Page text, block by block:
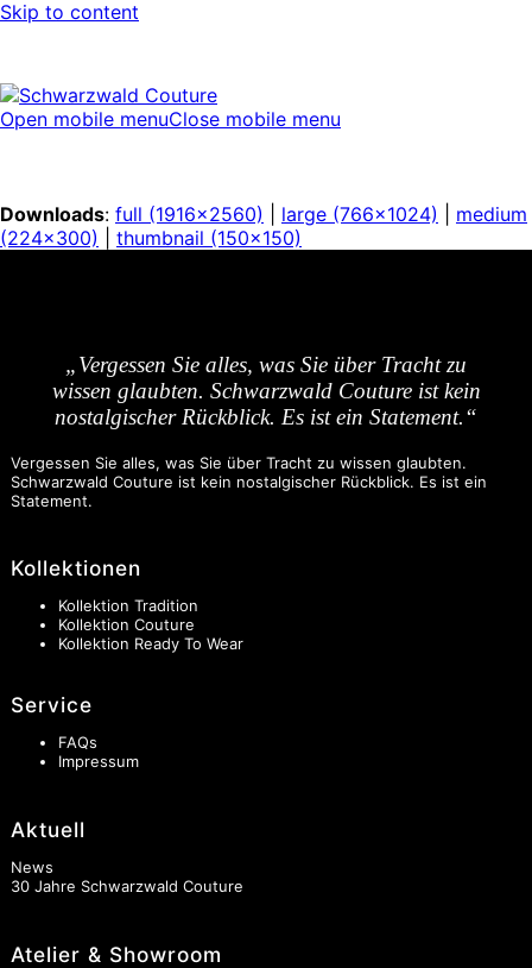
Skip to content
Open mobile menuClose mobile menu
Downloads: full (1916x2560) large (766x1024)
medium
(224x300)
thumbnail (150x150)
„Vergessen Sie alles, was Sie über Tracht zu
wissen glaubten. Schwarzwald Couture ist kein
nostalgischer Rückblick. Es ist ein Statement.“
Vergessen Sie alles, was Sie über Tracht zu wissen glaubten.
Schwarzwald Couture ist kein nostalgischer Rückblick. Es ist ein
Statement.
Kollektionen
Kollektion Tradition
Kollektion Couture
Kollektion Ready To Wear
Service
FAQs
Impressum
Aktuell
News
30 Jahre Schwarzwald Couture
Atelier & Showroom